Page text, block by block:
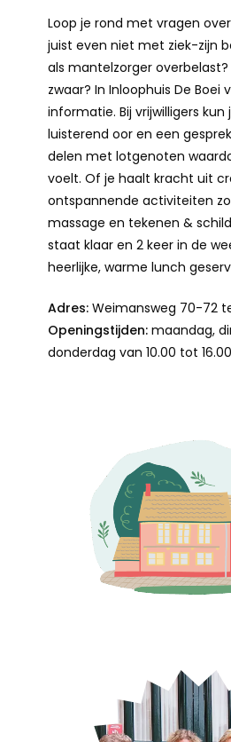
Loop je rond met vragen
juist even niet met ziek-zijn
als mantelzorger
zwaar? In Inloophuis De Boei
informatie. Bij vrijwilligers
luisterend oor en een
delen met lotgenoten
voelt. Of je haalt kracht uit
ontspannende activiteiten
massage en tekenen &
staat klaar en 2 keer in de
heerlijke, warme lunch
Adres:Weimansweg 70-72
Openingstijden:maandag,
donderdag van 10.00 tot